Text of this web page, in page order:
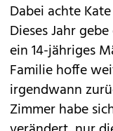
Dabei achte
Dieses Jahr
ein 14-jähriges
Familie hoffe
irgendwann
Zimmer habe